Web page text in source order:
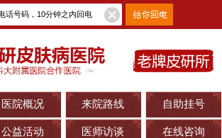
医院概况 来院路线 自助挂号
公益活动 医师访谈 在线咨询